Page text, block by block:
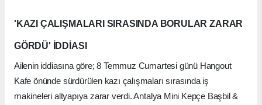
'KAZI ÇALIŞMALARI SIRASINDA BORULAR ZARAR
GÖRDÜ' İDDİASI
Ailenin iddiasına göre; 8 Temmuz Cumartesi günü Hangout
Kafe önünde sürdürülen kazı çalışmaları sırasında iş
makineleri altyapıya zarar verdi. Antalya Mini Kepçe Başbil &